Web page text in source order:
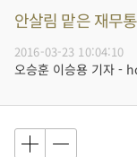
안살림 맡은 재무
2016-03-23 10:04:10
오승훈 이승용 기자 -